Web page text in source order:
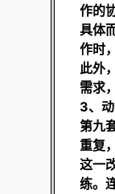
作的
具体
作时
此外
需求
3、
第九
重复
这一
练。